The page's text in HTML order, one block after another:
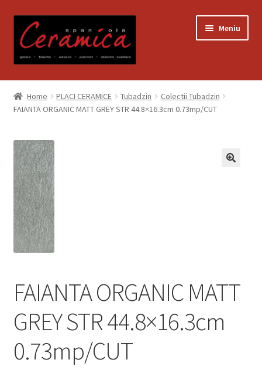
la
navigare
la
conținut
Meniu
Prima pagină
Blog
Contact
Contul meu
Coș
Despre noi
Plata si Livrare
Politică de confidențialitate
Politica de cookie
Home PLACI CERAMICE Tubadzin
Colectii Tubadzin
FAIANTA ORGANIC MATT GREY STR 44.8×16.3cm 0.73mp/CUT
FAIANTA ORGANIC MATT
GREY STR 44.8×16.3cm
0.73mp/CUT